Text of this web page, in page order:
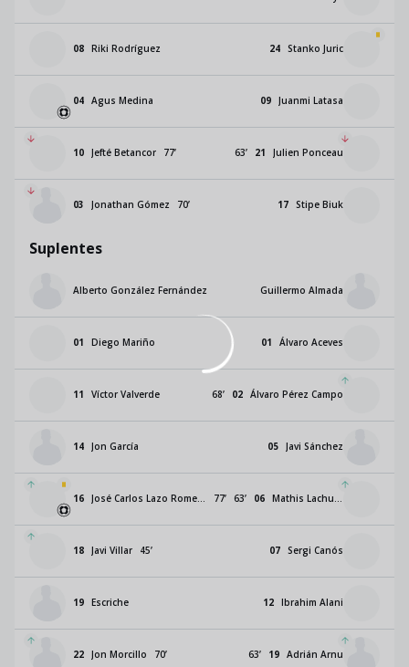
08 Riki Rodríguez 24 Stanko Juric
04 Agus Medina 09 Juanmi Latasa
10 Jefté Betancor 77’ 21 Julien Ponceau
63’
03 Jonathan Gómez 70’ 17 Stipe Biuk
Suplentes
Alberto González Fernández Guillermo Almada
01 Diego Mariño 01 Álvaro Aceves
11 Víctor Valverde 02 Álvaro Pérez Campo
68’
14 Jon García 05 Javi Sánchez
16 José Carlos Lazo Romero 77’ 06 Mathis Lachuer
63’
18 Javi Villar 45’ 07 Sergi Canós
19 Escriche 12 Ibrahim Alani
22 Jon Morcillo 70’ 19 Adrián Arnu
63’